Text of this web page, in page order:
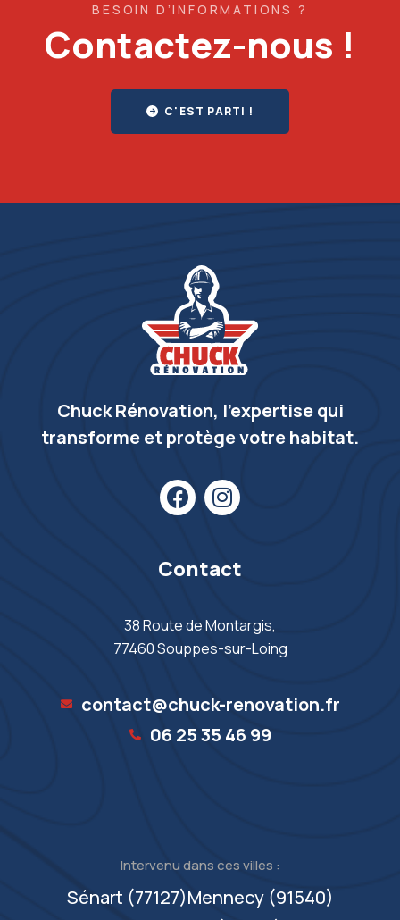
BESOIN D’INFORMATIONS ?
Contactez-nous !
C'EST PARTI !
Chuck Rénovation, l’expertise qui
transforme et protège votre habitat.
Contact
38 Route de Montargis,
77460 Souppes-sur-Loing
contact@chuck-renovation.fr
06 25 35 46 99‬
Intervenu dans ces villes :
Sénart (77127)Mennecy (91540)